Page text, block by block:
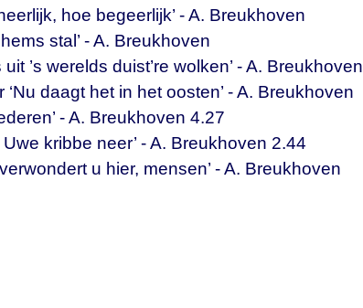
hoe begeerlijk’ - A. Breukhoven
stal’ - A. Breukhoven
’s werelds duist’re wolken’ - A. Breukhoven
daagt het in het oosten’ - A. Breukhoven
- A. Breukhoven 4.27
kribbe neer’ - A. Breukhoven 2.44
u hier, mensen’ - A. Breukhoven